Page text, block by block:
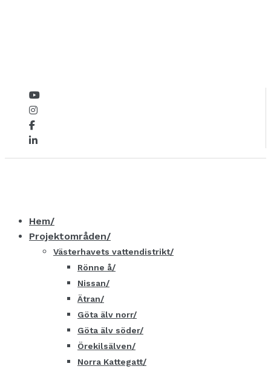
Hem
Projektområden
Västerhavets vattendistrikt
Rönne å
Nissan
Ätran
Göta älv norr
Göta älv söder
Örekilsälven
Norra Kattegatt